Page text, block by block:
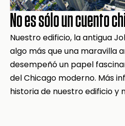
No es sólo un cuento
Nuestro edificio, la antigua
algo más que una maravilla
desempeñó un papel
del Chicago moderno. Más
historia de nuestro edificio y